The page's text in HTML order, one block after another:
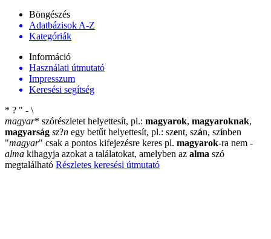
Böngészés
Adatbázisok A-Z
Kategóriák
Információ
Használati útmutató
Impresszum
Keresési segítség
* ? " - \
magyar* szórészletet helyettesít, pl.: magyarok, magyaroknak,
magyarság sz?n egy betűt helyettesít, pl.: szent, szán, színben
"magyar" csak a pontos kifejezésre keres pl. magyarok-ra nem -
alma kihagyja azokat a találatokat, amelyben az alma szó
megtalálható Részletes keresési útmutató